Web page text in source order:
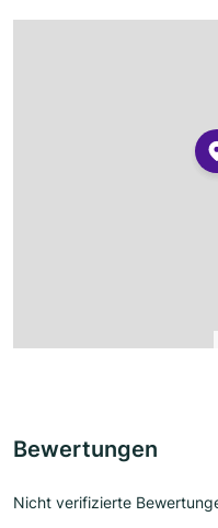
Bewertungen
Nicht verifizierte